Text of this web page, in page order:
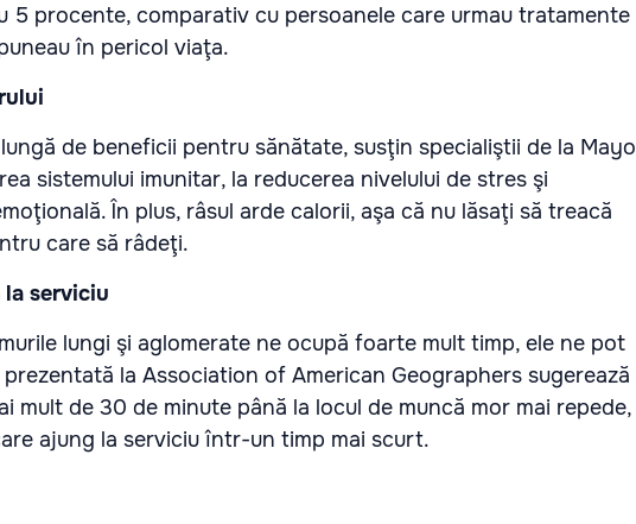
5 procente, comparativ cu persoanele care urmau tratamente
în pericol viaţa.
de beneficii pentru sănătate, susţin specialiştii de la Mayo
sistemului imunitar, la reducerea nivelului de stres şi
În plus, râsul arde calorii, aşa că nu lăsaţi să treacă
care să râdeţi.
serviciu
lungi şi aglomerate ne ocupă foarte mult timp, ele ne pot
la Association of American Geographers sugerează
mult de 30 de minute până la locul de muncă mor mai repede,
ajung la serviciu într-un timp mai scurt.